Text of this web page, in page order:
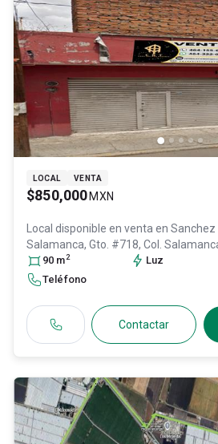
LOCAL VENTA
$850,000 MXN
Local disponible en venta en Sanchez
Salamanca, Gto. #718, Col.
Guanajuato
, C.P. 36700
90 m2 Luz
Teléfono
Contactar